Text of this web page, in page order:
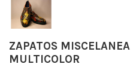
ZAPATOS MISCELANEA
MULTICOLOR